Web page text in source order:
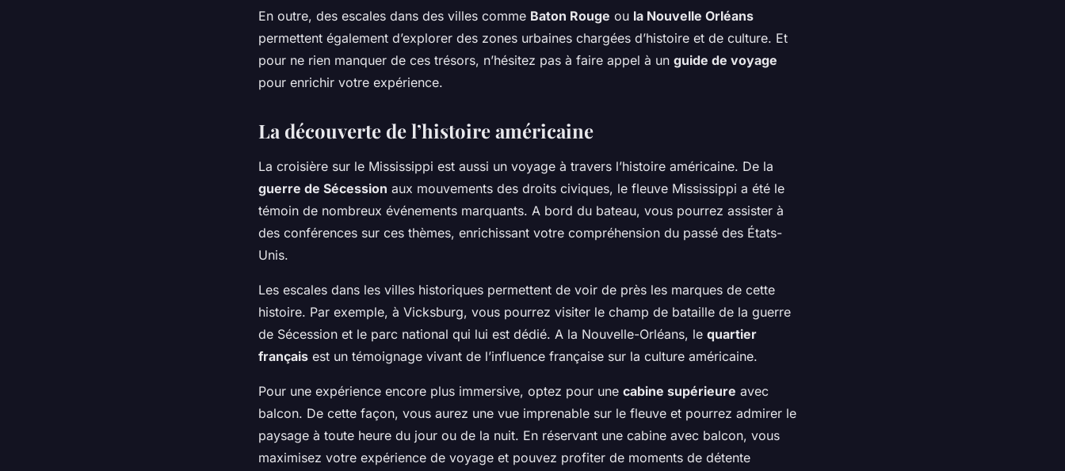
En outre, des escales dans des villes comme Baton Rouge ou la Nouvelle Orléans
permettent également d’explorer des zones urbaines chargées d’histoire et de culture. Et
pour ne rien manquer de ces trésors, n’hésitez pas à faire appel à un guide de voyage
pour enrichir votre expérience.
La découverte de l’histoire américaine
La croisière sur le Mississippi est aussi un voyage à travers l’histoire américaine. De la
guerre de Sécession aux mouvements des droits civiques, le fleuve Mississippi a été le
témoin de nombreux événements marquants. A bord du bateau, vous pourrez assister à
des conférences sur ces thèmes, enrichissant votre compréhension du passé des États-
Unis.
Les escales dans les villes historiques permettent de voir de près les marques de cette
histoire. Par exemple, à Vicksburg, vous pourrez visiter le champ de bataille de la guerre
de Sécession et le parc national qui lui est dédié. A la Nouvelle-Orléans, le quartier
français est un témoignage vivant de l’influence française sur la culture américaine.
Pour une expérience encore plus immersive, optez pour une cabine supérieure avec
balcon. De cette façon, vous aurez une vue imprenable sur le fleuve et pourrez admirer le
paysage à toute heure du jour ou de la nuit. En réservant une cabine avec balcon, vous
maximisez votre expérience de voyage et pouvez profiter de moments de détente